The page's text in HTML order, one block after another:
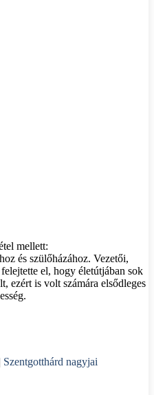
mellett:
és szülőházához. Vezetői,
el, hogy életútjában sok
ezért is volt számára elsődleges
Szentgotthárd nagyjai